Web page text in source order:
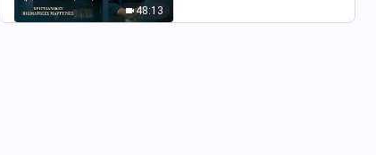
48:13
κατωτερότητας